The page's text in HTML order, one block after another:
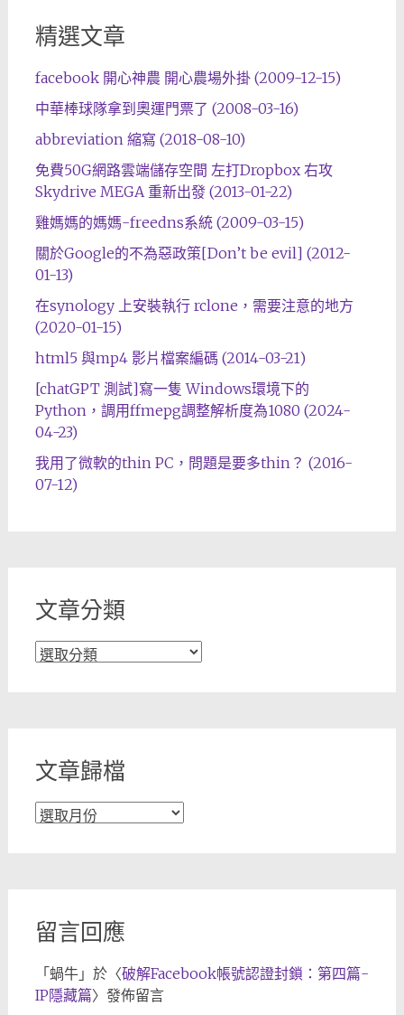
精選文章
facebook 開心神農 開心農場外掛 (2009-12-15)
中華棒球隊拿到奧運門票了 (2008-03-16)
abbreviation 縮寫 (2018-08-10)
免費50G網路雲端儲存空間 左打Dropbox 右攻
Skydrive MEGA 重新出發 (2013-01-22)
雞媽媽的媽媽-freedns系統 (2009-03-15)
關於Google的不為惡政策[Don’t be evil] (2012-
01-13)
在synology 上安裝執行 rclone，需要注意的地方
(2020-01-15)
html5 與mp4 影片檔案編碼 (2014-03-21)
[chatGPT 測試]寫一隻 Windows環境下的
Python，調用ffmepg調整解析度為1080 (2024-
04-23)
我用了微軟的thin PC，問題是要多thin？ (2016-
07-12)
文章分類
文
文章歸檔
文
留言回應
「蝸牛」於〈破解Facebook帳號認證封鎖：第四篇-
IP隱藏篇〉發佈留言